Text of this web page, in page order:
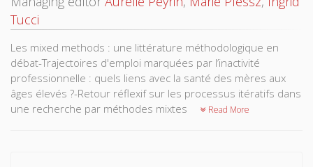
Tucci
Les mixed methods : une littérature méthodologique en
débat-Trajectoires d'emploi marquées par l’inactivité
professionnelle : quels liens avec la santé des mères aux
âges élevés ?-Retour réflexif sur les processus itératifs dans
une recherche par méthodes mixtes
Read More